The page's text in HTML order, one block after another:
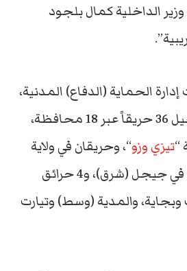
وزير الداخلية كمال بلجود
الحماية (الدفاع) المدنية،
في بيان، أنه تم تسجيل 36 حريقاً عبر 18 محافظة،
تيزي وزو“، وحريقان في ولاية
“خنشلة”، و4 حرائق في جيجل (شرق)، و4 حرائق
والمدية (وسط) وتيارت